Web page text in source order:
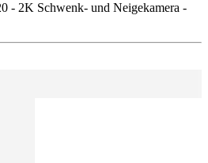
- 2K Schwenk- und Neigekamera -